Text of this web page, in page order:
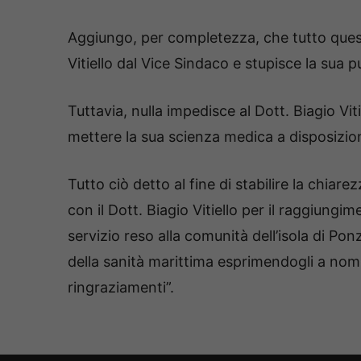
Aggiungo, per completezza, che tutto
Vitiello dal Vice Sindaco e stupisce la sua
Tuttavia, nulla impedisce al Dott. Biagio
mettere la sua scienza medica a
Tutto ciò detto al fine di stabilire la
con il Dott. Biagio Vitiello per il
servizio reso alla comunità dell’isola di
della sanità marittima esprimendogli a
ringraziamenti”.